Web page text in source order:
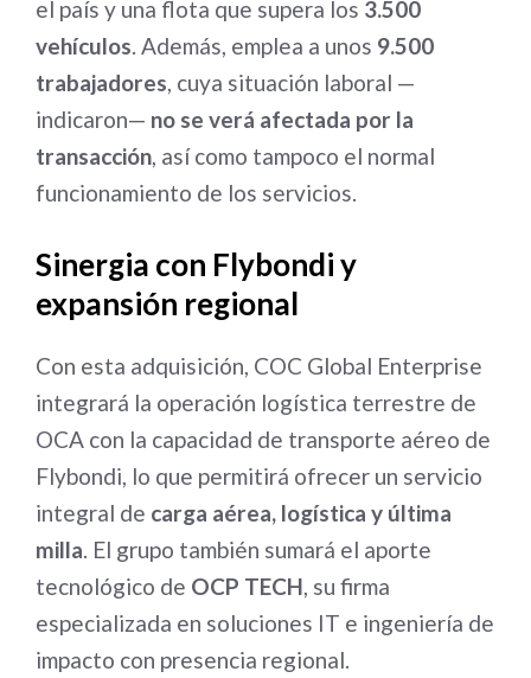
el país y una flota que supera los 3.500
vehículos. Además, emplea a unos 9.500
trabajadores, cuya situación laboral —
indicaron— no se verá afectada por la
transacción, así como tampoco el normal
funcionamiento de los servicios.
Sinergia con Flybondi y
expansión regional
Con esta adquisición, COC Global Enterprise
integrará la operación logística terrestre de
OCA con la capacidad de transporte aéreo de
Flybondi, lo que permitirá ofrecer un servicio
integral de carga aérea, logística y última
milla . El grupo también sumará el aporte
tecnológico de OCP TECH , su firma
especializada en soluciones IT e ingeniería de
impacto con presencia regional.